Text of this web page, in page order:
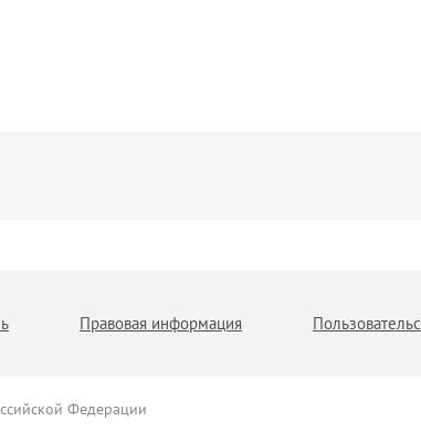
Правовая информация
Федерации